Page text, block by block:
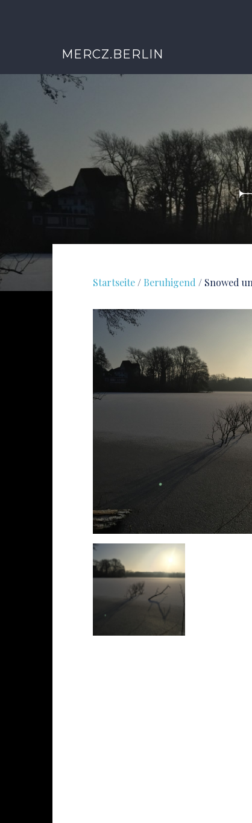
MERCZ.BERLIN
Startseite / Beruhigend / Snowed